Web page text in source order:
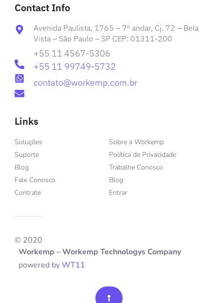
Contact Info
Avenida Paulista, 1765 – 7º andar, Cj. 72 – Bela
Vista – São Paulo – SP CEP: 01311-200
+55 11 4567-5306
+55 11 99749-5732
contato@workemp.com.br
Links
Soluções
Suporte
Blog
Fale Conosco
Contrate
Sobre a Workemp
Política de Privacidade
Trabalhe Conosco
Blog
Entrar
© 2020
Workemp – Workemp Technologys Company
powered byWT11